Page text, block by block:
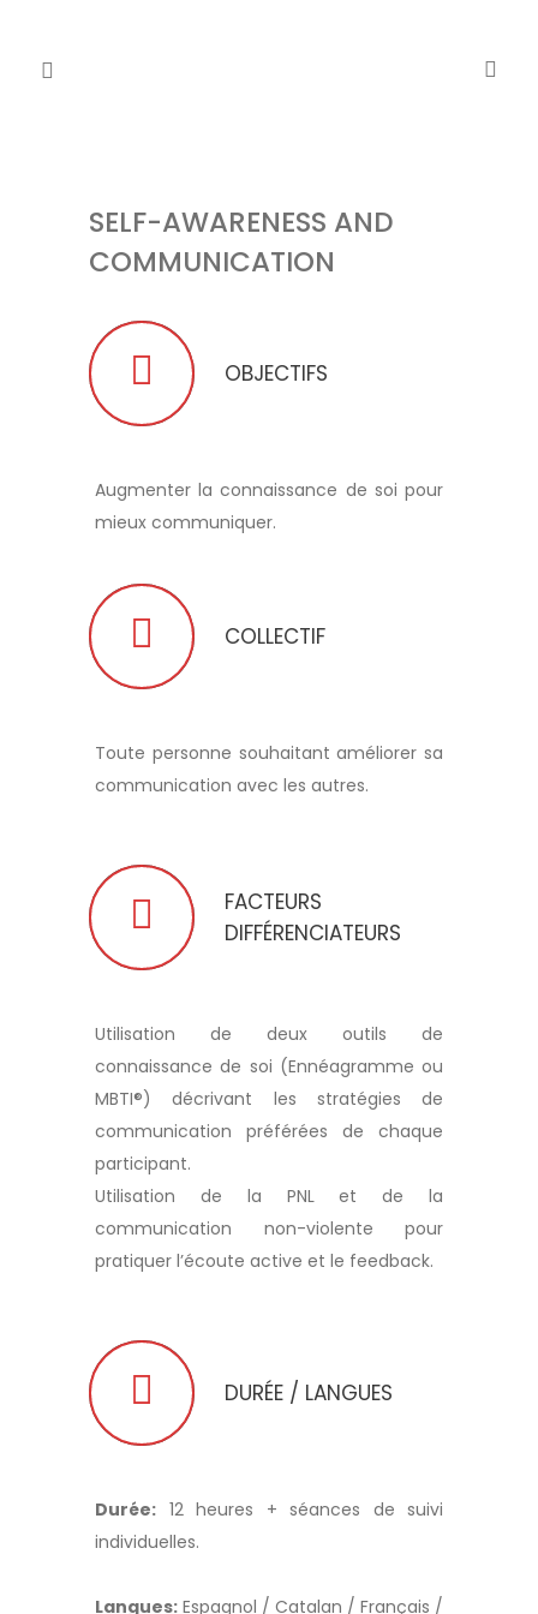
SELF-AWARENESS AND
COMMUNICATION
OBJECTIFS
Augmenter la connaissance de soi pour
mieux communiquer.
COLLECTIF
Toute personne souhaitant améliorer sa
communication avec les autres.
FACTEURS
DIFFÉRENCIATEURS
Utilisation de deux outils de
connaissance de soi (Ennéagramme ou
MBTI®) décrivant les stratégies de
communication préférées de chaque
participant.
Utilisation de la PNL et de la
communication non-violente pour
pratiquer l’écoute active et le feedback.
DURÉE / LANGUES
Durée: 12 heures + séances de suivi
individuelles.
Langues: Espagnol / Catalan / Français /